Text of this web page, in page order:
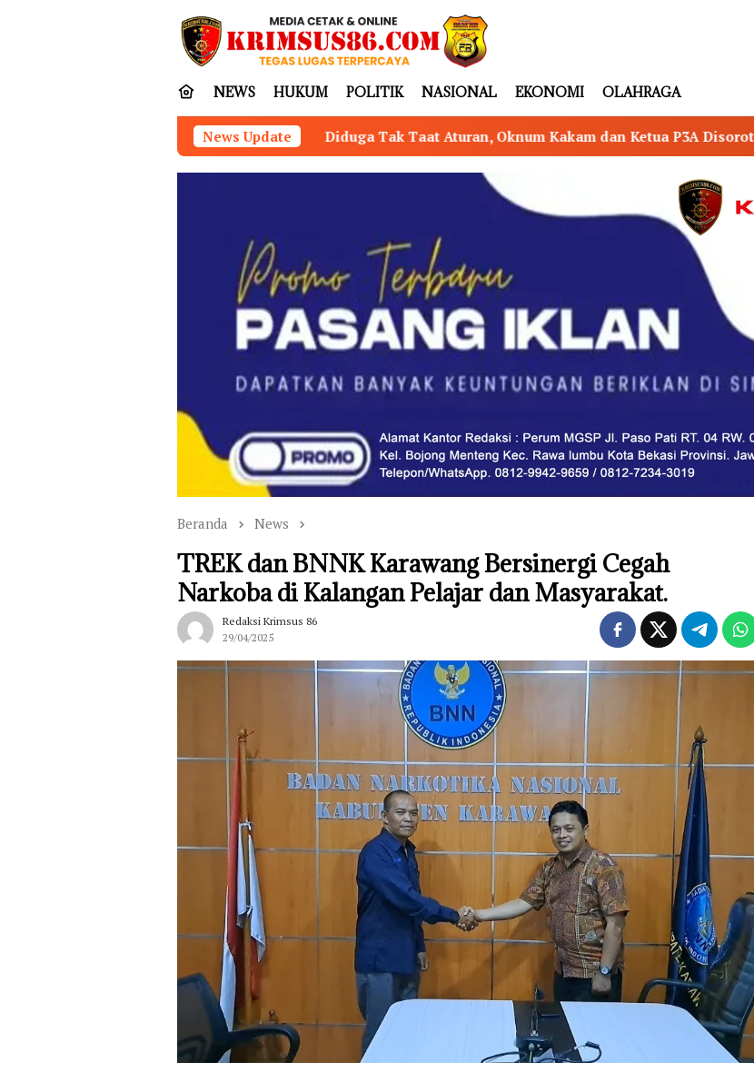
NEWS HUKUM POLITIK NASIONAL EKONOMI OLAHRAGA
News Update
Diduga Tak Taat Aturan, Oknum Kakam dan Ketua P3A Disorot dalam Pelaksanaan
Beranda News
TREK dan BNNK Karawang Bersinergi Cegah
Narkoba di Kalangan Pelajar dan Masyarakat.
Redaksi Krimsus 86
29/04/2025